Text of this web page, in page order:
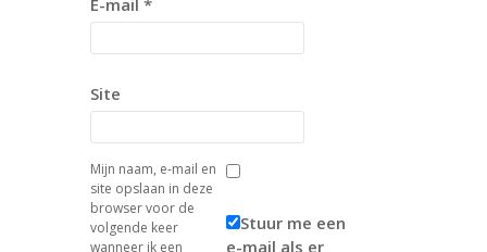
E-mail *
Site
Mijn naam, e-mail en
site opslaan in deze
browser voor de
volgende keer
wanneer ik een
Stuur me een
e-mail als er